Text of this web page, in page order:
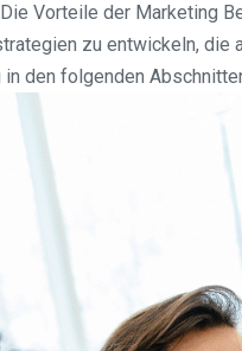
Vorteile der Marketing
zu entwickeln, die
den folgenden